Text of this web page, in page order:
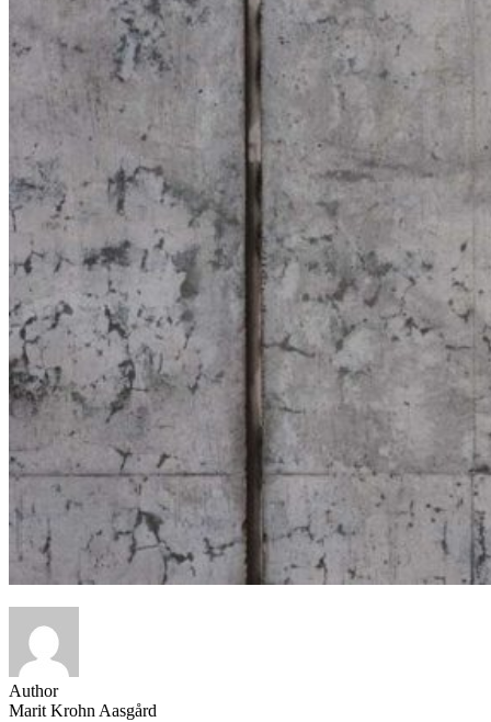
Author
Marit Krohn Aasgård